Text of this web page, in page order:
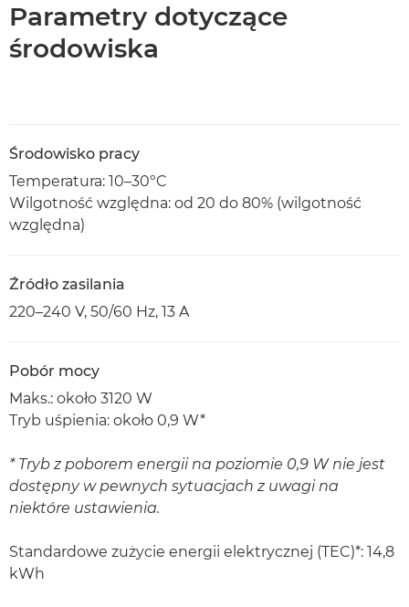
Parametry dotyczące
środowiska
Środowisko pracy
Temperatura: 10–30ºC
Wilgotność względna: od 20 do 80% (wilgotność
względna)
Źródło zasilania
220–240 V, 50/60 Hz, 13 A
Pobór mocy
Maks.: około 3120 W
Tryb uśpienia: około 0,9 W*
* Tryb z poborem energii na poziomie 0,9 W nie jest
dostępny w pewnych sytuacjach z uwagi na
niektóre ustawienia.
Standardowe zużycie energii elektrycznej (TEC)*: 14,8
kWh